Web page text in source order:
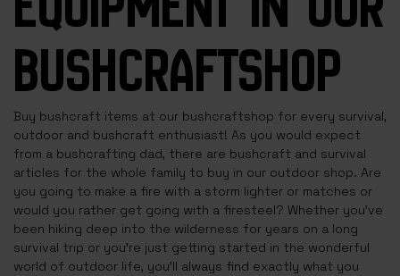
BUSHCRAFTSHOP
Buy bushcraft items at our bushcraftshop for every survival,
outdoor and bushcraft enthusiast! As you would expect
from a bushcrafting dad, there are bushcraft and survival
articles for the whole family to buy in our outdoor shop. Are
you going to make a fire with a storm lighter or matches or
would you rather get going with a firesteel? Whether you've
been hiking deep into the wilderness for years on a long
survival trip or you're just getting started in the wonderful
world of outdoor life, you'll always find exactly what you